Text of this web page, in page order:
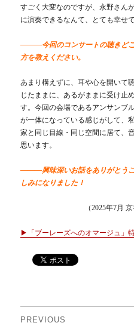
すごく大変なのですが、永野さん
に演奏できるなんて、とても幸せ
―――今回のコンサートの聴きど
方を教えください。
あまり構えずに、耳や心を開いて
じたままに、あるがままに受け止
す。今回の会場であるアンサンブ
が一体になっている感じがして、
家と同じ目線・同じ空間に居て、
思います。
―――興味深いお話をありがとう
しみになりました！
（2025年7月
▶「ブーレーズへのオマージュ」
投
PREVIOUS